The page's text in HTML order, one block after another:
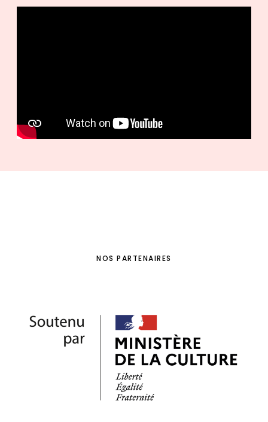
NOS PARTENAIRES